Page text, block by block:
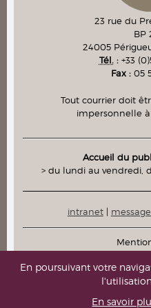
23 rue du
BP
24005
Tél.: +33
Fax : 05
Tout courrier doit
impersonnelle à
Accueil du
> du lundi au vendredi,
intranet|
En poursuivant votre
En savoir